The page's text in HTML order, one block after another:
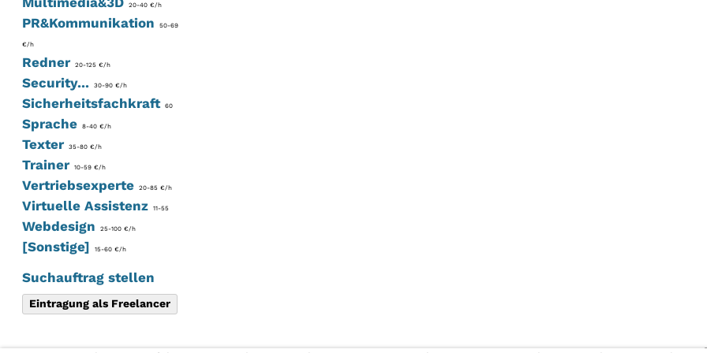
20-40 €/h
PR&Kommunikation 50-69
€/h
Redner 20-125 €/h
Security...30-90 €/h
Sicherheitsfachkraft60
Sprache8-40 €/h
Texter 35-80 €/h
Trainer 10-59 €/h
Vertriebsexperte20-85 €/h
Virtuelle Assistenz11-55
Webdesign 25-100 €/h
[Sonstige] 15-60 €/h
Suchauftrag stellen
Eintragung als Freelancer